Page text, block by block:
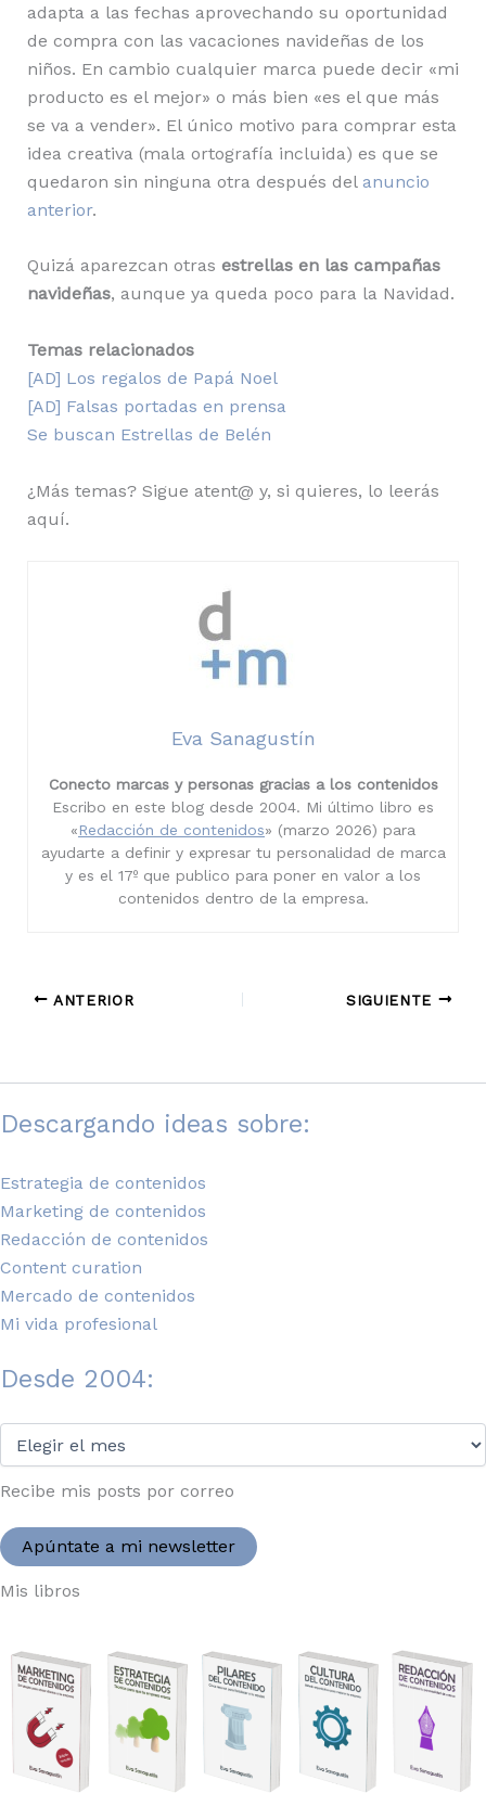
adapta a las fechas aprovechando su oportunidad
de compra con las vacaciones navideñas de los
niños. En cambio cualquier marca puede decir «mi
producto es el mejor» o más bien «es el que más
se va a vender». El único motivo para comprar esta
idea creativa (mala ortografía incluida) es que se
quedaron sin ninguna otra después del anuncio
anterior.
Quizá aparezcan otras estrellas en las campañas
navideñas, aunque ya queda poco para la Navidad.
Temas relacionados
[AD] Los regalos de Papá Noel
[AD] Falsas portadas en prensa
Se buscan Estrellas de Belén
¿Más temas? Sigue atent@ y, si quieres, lo leerás
aquí.
Eva Sanagustín
Conecto marcas y personas gracias a los contenidos
Escribo en este blog desde 2004. Mi último libro es
«Redacción de contenidos» (marzo 2026) para
ayudarte a definir y expresar tu personalidad de marca
y es el 17º que publico para poner en valor a los
contenidos dentro de la empresa.
ANTERIOR SIGUIENTE
Descargando ideas sobre:
Estrategia de contenidos
Marketing de contenidos
Redacción de contenidos
Content curation
Mercado de contenidos
Mi vida profesional
Desde 2004:
2004:
Recibe mis posts por correo
Apúntate a mi newsletter
Mis libros